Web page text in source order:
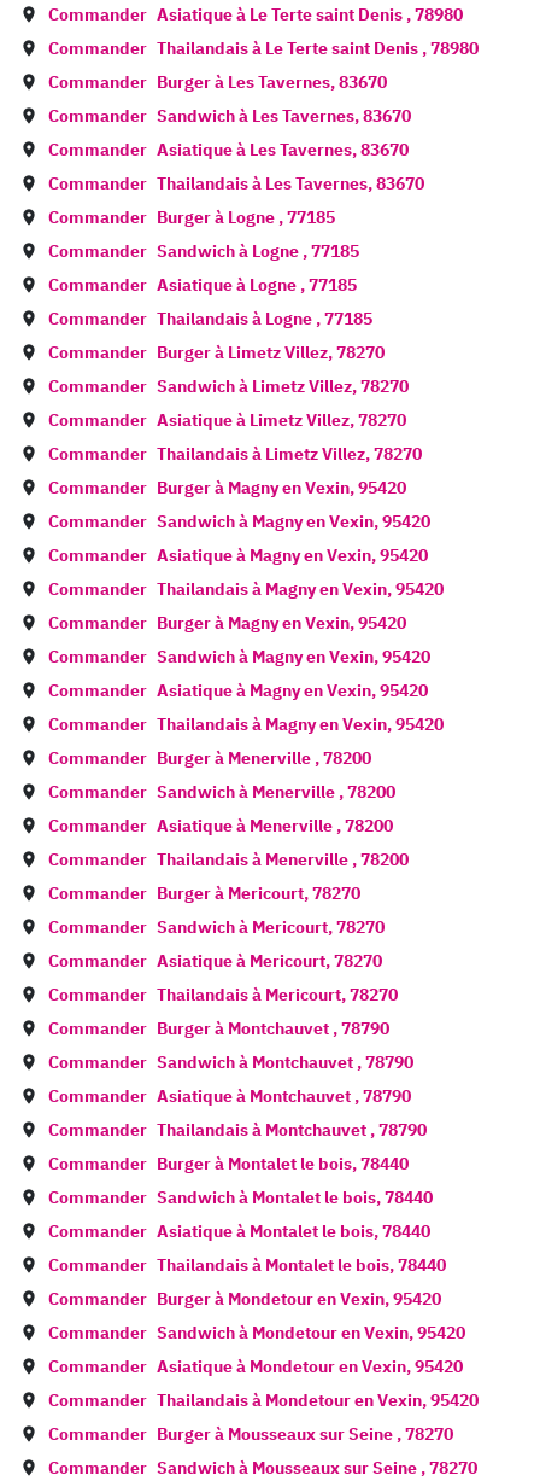
Commander Asiatique à Le Terte saint Denis ,78980
Commander Thailandais à Le Terte saint Denis ,78980
Commander Burger à Les Tavernes,83670
Commander Sandwich à Les Tavernes,83670
Commander Asiatique à Les Tavernes,83670
Commander Thailandais à Les Tavernes,83670
Commander Burger à Logne ,77185
Commander Sandwich à Logne ,77185
Commander Asiatique à Logne ,77185
Commander Thailandais à Logne ,77185
Commander Burger à Limetz Villez,78270
Commander Sandwich à Limetz Villez,78270
Commander Asiatique à Limetz Villez,78270
Commander Thailandais à Limetz Villez,78270
Commander Burger à Magny en Vexin,95420
Commander Sandwich à Magny en Vexin,95420
Commander Asiatique à Magny en Vexin,95420
Commander Thailandais à Magny en Vexin,95420
Commander Burger à Magny en Vexin,95420
Commander Sandwich à Magny en Vexin,95420
Commander Asiatique à Magny en Vexin,95420
Commander Thailandais à Magny en Vexin,95420
Commander Burger à Menerville ,78200
Commander Sandwich à Menerville ,78200
Commander Asiatique à Menerville ,78200
Commander Thailandais à Menerville ,78200
Commander Burger à Mericourt,78270
Commander Sandwich à Mericourt,78270
Commander Asiatique à Mericourt,78270
Commander Thailandais à Mericourt,78270
Commander Burger à Montchauvet ,78790
Commander Sandwich à Montchauvet ,78790
Commander Asiatique à Montchauvet ,78790
Commander Thailandais à Montchauvet ,78790
Commander Burger à Montalet le bois,78440
Commander Sandwich à Montalet le bois,78440
Commander Asiatique à Montalet le bois,78440
Commander Thailandais à Montalet le bois,78440
Commander Burger à Mondetour en Vexin,95420
Commander Sandwich à Mondetour en Vexin,95420
Commander Asiatique à Mondetour en Vexin,95420
Commander Thailandais à Mondetour en Vexin,95420
Commander Burger à Mousseaux sur Seine ,78270
Commander Sandwich à Mousseaux sur Seine ,78270